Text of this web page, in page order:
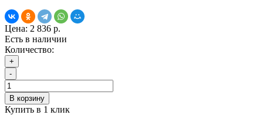
Цена: 2 836 р.
Есть в наличии
Количество:
+
-
В корзину
Купить в 1 клик